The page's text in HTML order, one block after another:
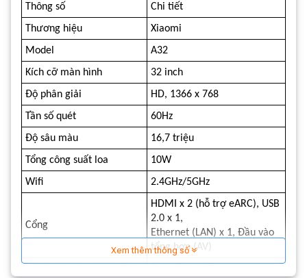
Khung kim loại nguyên khối
Tivi xiaomi 32A 32 inch được trang bị khung viền và
toàn bộ mặt sau của tivi được làm từ kim loại nguyên
khối chắc chắn nhưng không kém sự sang trọng.
Loa khép âm thanh nổi tivi xiaomi A32
Thông số
Chi tiết
Thương hiệu
Xiaomi
Model
A32
Kích cỡ màn hình
32 inch
Độ phân giải
HD, 1366 x 768
Tần số quét
60Hz
Độ sâu màu
16,7 triệu
Tổng công suất loa
10W
Wifi
2.4GHz/5GHz
Cổng
HDMI x 2 (hỗ trợ eARC), USB
2.0 x 1,
Ethernet (LAN) x 1, Đầu vào
tổng hợp (AV)
Xem thêm thông số